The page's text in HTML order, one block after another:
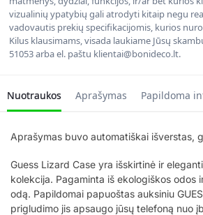
vizualinių ypatybių gali atrodyti kitaip negu
vadovautis prekių specifikacijomis, kurios
Kilus klausimams, visada laukiame Jūsų
51053 arba el. paštu klientai@bonideco.lt.
Nuotraukos Aprašymas Papildoma
Aprašymas buvo automatiškai išverstas,
Guess Lizard Case yra išskirtinė ir
kolekcija. Pagaminta iš ekologiškos odos
odą. Papildomai papuoštas auksiniu
prigludimo jis apsaugo jūsų telefoną nuo